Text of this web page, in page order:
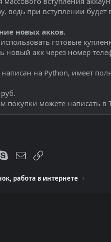
ведь при вступлении
новых акков.
готовые
новый акк через номер
написан на Python, имеет
покупки можете написать в
Skype Электронная почта
работа в интернете